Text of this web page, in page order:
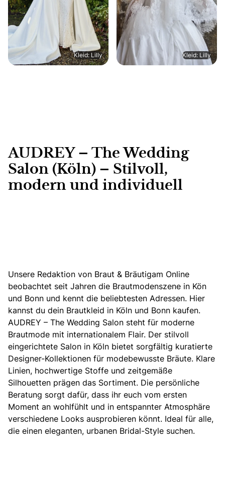
Kleid: Lilly Kleid: Lilly
AUDREY – The Wedding
Salon (Köln) – Stilvoll,
modern und individuell
Unsere Redaktion von Braut & Bräutigam Online
beobachtet seit Jahren die Brautmodenszene in Kön
und Bonn und kennt die beliebtesten Adressen. Hier
kannst du dein Brautkleid in Köln und Bonn kaufen.
AUDREY – The Wedding Salon steht für moderne
Brautmode mit internationalem Flair. Der stilvoll
eingerichtete Salon in Köln bietet sorgfältig kuratierte
Designer-Kollektionen für modebewusste Bräute. Klare
Linien, hochwertige Stoffe und zeitgemäße
Silhouetten prägen das Sortiment. Die persönliche
Beratung sorgt dafür, dass ihr euch vom ersten
Moment an wohlfühlt und in entspannter Atmosphäre
verschiedene Looks ausprobieren könnt. Ideal für alle,
die einen eleganten, urbanen Bridal-Style suchen.